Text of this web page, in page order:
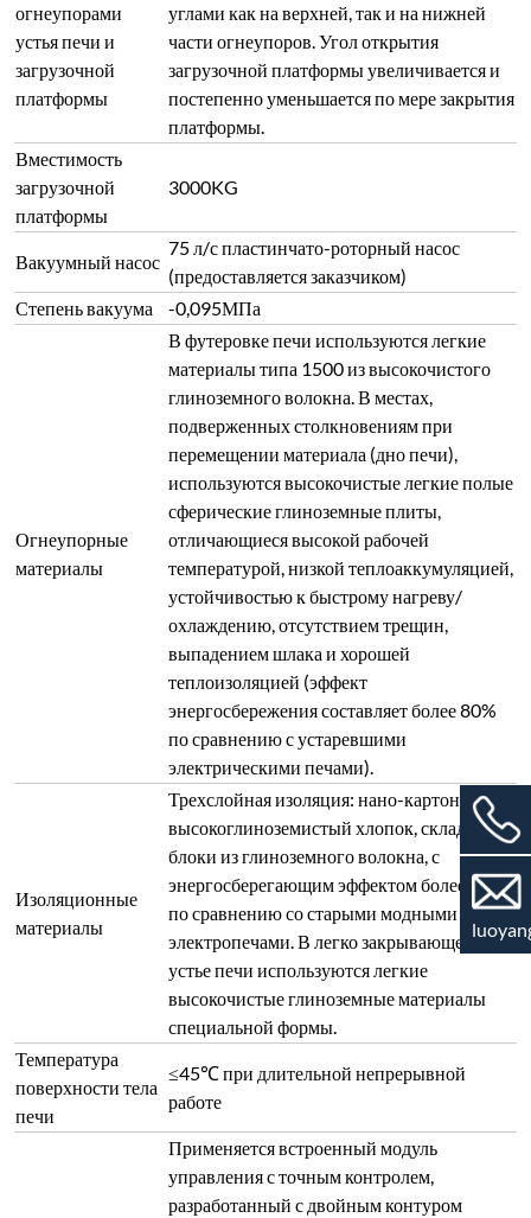
огнеупорами
устья печи и
загрузочной
платформы
углами как на верхней, так и на нижней
части огнеупоров. Угол открытия
загрузочной платформы увеличивается и
постепенно уменьшается по мере закрытия
платформы.
Вместимость
загрузочной
платформы
3000KG
Вакуумный насос
75 л/с пластинчато-роторный насос
(предоставляется заказчиком)
Степень вакуума
-0,095МПа
Огнеупорные
материалы
В футеровке печи используются легкие
материалы типа 1500 из высокочистого
глиноземного волокна. В местах,
подверженных столкновениям при
перемещении материала (дно печи),
используются высокочистые легкие полые
сферические глиноземные плиты,
отличающиеся высокой рабочей
температурой, низкой теплоаккумуляцией,
устойчивостью к быстрому нагреву/
охлаждению, отсутствием трещин,
выпадением шлака и хорошей
теплоизоляцией (эффект
энергосбережения составляет более 80%
по сравнению с устаревшими
электрическими печами).
Изоляционные
материалы
Трехслойная изоляция: нано-картон,
высокоглиноземистый хлопок, складные
блоки из глиноземного волокна, с
энергосберегающим эффектом более 60%
по сравнению со старыми модными
электропечами. В легко закрывающемся
устье печи используются легкие
высокочистые глиноземные материалы
специальной формы.
Температура
поверхности тела
печи
≤45℃ при длительной непрерывной
работе
Применяется встроенный модуль
управления с точным контролем,
разработанный с двойным контуром